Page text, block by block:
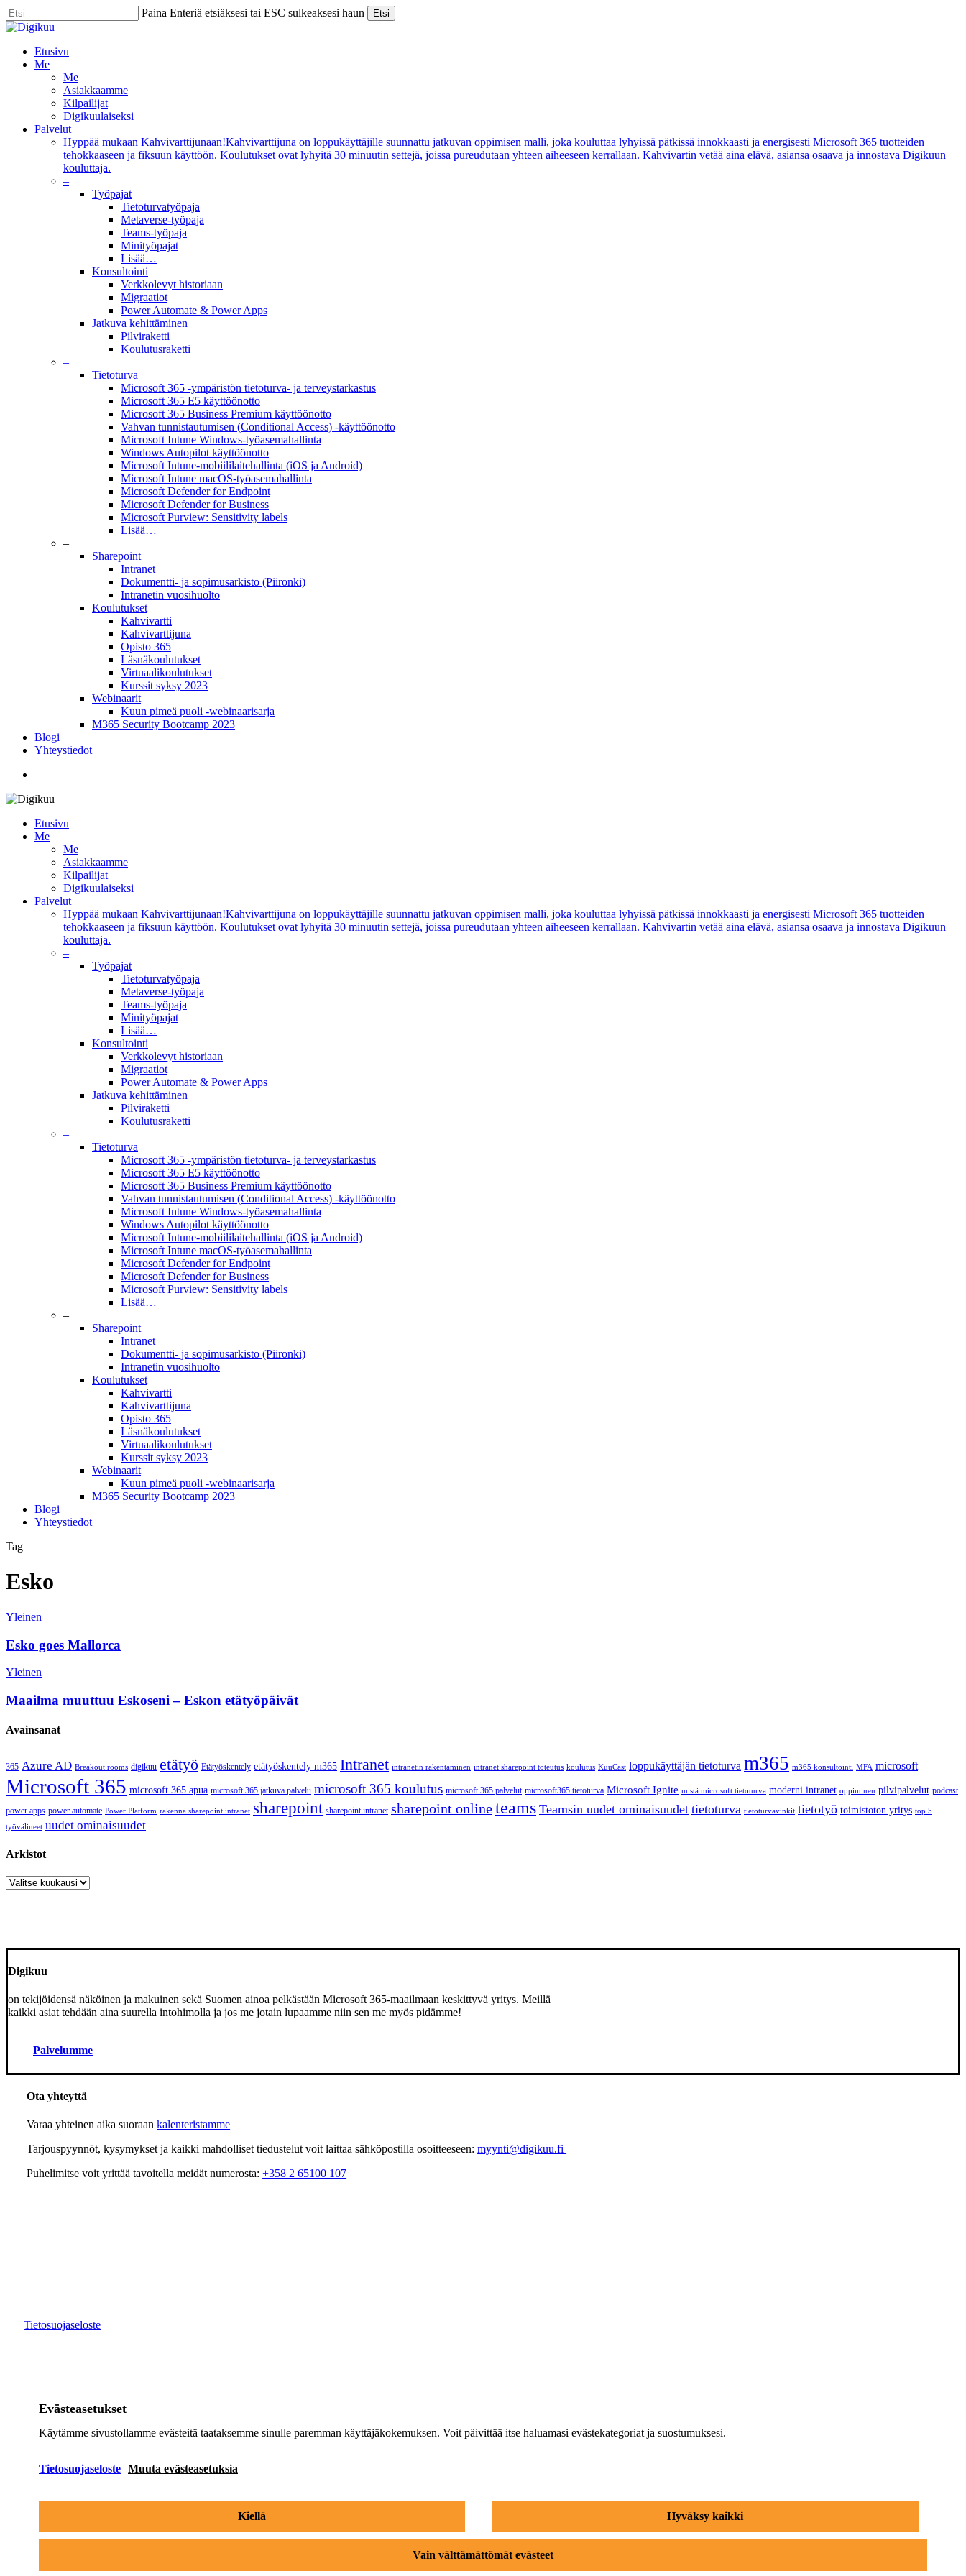
Skip
to
content
Paina Enteriä etsiäksesi tai ESC sulkeaksesi haun Etsi
Close
Menu
Etusivu
Me
Me
Asiakkaamme
Kilpailijat
Digikuulaiseksi
Palvelut
Hyppää mukaan Kahvivarttijunaan!Kahvivarttijuna on loppukäyttäjille suunnattu jatkuvan oppimisen malli, joka kouluttaa lyhyissä pätkissä innokkaasti ja energisesti Microsoft 365 tuotteiden
tehokkaaseen ja fiksuun käyttöön. Koulutukset ovat lyhyitä 30 minuutin settejä, joissa pureudutaan yhteen aiheeseen kerrallaan. Kahvivartin vetää aina elävä, asiansa osaava ja innostava Digikuun
kouluttaja.
–
Työpajat
Tietoturvatyöpaja
Metaverse-työpaja
Teams-työpaja
Minityöpajat
Lisää…
Konsultointi
Verkkolevyt historiaan
Migraatiot
Power Automate & Power Apps
Jatkuva kehittäminen
Pilviraketti
Koulutusraketti
–
Tietoturva
Microsoft 365 -ympäristön tietoturva- ja terveystarkastus
Microsoft 365 E5 käyttöönotto
Microsoft 365 Business Premium käyttöönotto
Vahvan tunnistautumisen (Conditional Access) -käyttöönotto
Microsoft Intune Windows-työasemahallinta
Windows Autopilot käyttöönotto
Microsoft Intune-mobiililaitehallinta (iOS ja Android)
Microsoft Intune macOS-työasemahallinta
Microsoft Defender for Endpoint
Microsoft Defender for Business
Microsoft Purview: Sensitivity labels
Lisää…
–
Sharepoint
Intranet
Dokumentti- ja sopimusarkisto (Piironki)
Intranetin vuosihuolto
Koulutukset
Kahvivartti
Kahvivarttijuna
Opisto 365
Läsnäkoulutukset
Virtuaalikoulutukset
Kurssit syksy 2023
Webinaarit
Kuun pimeä puoli -webinaarisarja
M365 Security Bootcamp 2023
Blogi
Yhteystiedot
Etusivu
Me
Me
Asiakkaamme
Kilpailijat
Digikuulaiseksi
Palvelut
Hyppää mukaan Kahvivarttijunaan!Kahvivarttijuna on loppukäyttäjille suunnattu jatkuvan oppimisen malli, joka kouluttaa lyhyissä pätkissä innokkaasti ja energisesti Microsoft 365 tuotteiden
tehokkaaseen ja fiksuun käyttöön. Koulutukset ovat lyhyitä 30 minuutin settejä, joissa pureudutaan yhteen aiheeseen kerrallaan. Kahvivartin vetää aina elävä, asiansa osaava ja innostava Digikuun
kouluttaja.
–
Työpajat
Tietoturvatyöpaja
Metaverse-työpaja
Teams-työpaja
Minityöpajat
Lisää…
Konsultointi
Verkkolevyt historiaan
Migraatiot
Power Automate & Power Apps
Jatkuva kehittäminen
Pilviraketti
Koulutusraketti
–
Tietoturva
Microsoft 365 -ympäristön tietoturva- ja terveystarkastus
Microsoft 365 E5 käyttöönotto
Microsoft 365 Business Premium käyttöönotto
Vahvan tunnistautumisen (Conditional Access) -käyttöönotto
Microsoft Intune Windows-työasemahallinta
Windows Autopilot käyttöönotto
Microsoft Intune-mobiililaitehallinta (iOS ja Android)
Microsoft Intune macOS-työasemahallinta
Microsoft Defender for Endpoint
Microsoft Defender for Business
Microsoft Purview: Sensitivity labels
Lisää…
–
Sharepoint
Intranet
Dokumentti- ja sopimusarkisto (Piironki)
Intranetin vuosihuolto
Koulutukset
Kahvivartti
Kahvivarttijuna
Opisto 365
Läsnäkoulutukset
Virtuaalikoulutukset
Kurssit syksy 2023
Webinaarit
Kuun pimeä puoli -webinaarisarja
M365 Security Bootcamp 2023
Blogi
Yhteystiedot
Tag
Esko
Esko
Mallorca
Yleinen
Esko goes Mallorca
Maailma
Eskoseni
–
Eskon
etätyöpäivät
Yleinen
Maailma muuttuu Eskoseni – Eskon etätyöpäivät
Avainsanat
365 Azure AD Breakout rooms digikuu etätyö Etätyöskentely etätyöskentely m365 Intranet intranetin rakentaminen intranet sharepoint toteutus koulutus KuuCast loppukäyttäjän tietoturva m365 m365 konsultointi MFA microsoft
Microsoft 365 microsoft 365 apua microsoft 365 jatkuva palvelu microsoft 365 koulutus microsoft 365 palvelut microsoft365 tietoturva Microsoft Ignite mistä microsoft tietoturva moderni intranet oppiminen pilvipalvelut podcast
power apps power automate Power Platform rakenna sharepoint intranet sharepoint sharepoint intranet sharepoint onlineteams Teamsin uudet ominaisuudet tietoturva tietoturvavinkit tietotyö toimistoton yritys top 5
työvälineet uudet ominaisuudet
Arkistot
Arkistot
Digikuu
on tekijöidensä näköinen ja makuinen sekä Suomen ainoa pelkästään Microsoft 365-maailmaan keskittyvä yritys. Meillä
kaikki asiat tehdään aina suurella intohimolla ja jos me jotain lupaamme niin sen me myös pidämme!
Palvelumme
Ota yhteyttä
Varaa yhteinen aika suoraankalenteristamme
Tarjouspyynnöt, kysymykset ja kaikki mahdolliset tiedustelut voit laittaa sähköpostilla osoitteeseen:myynti@digikuu.fi
Puhelimitse voit yrittää tavoitella meidät numerosta:+358 2 65100 107
Tietosuojaseloste
Evästeasetukset
Käytämme sivustollamme evästeitä taataksemme sinulle paremman käyttäjäkokemuksen. Voit päivittää itse haluamasi evästekategoriat ja suostumuksesi.
Tietosuojaseloste Muuta evästeasetuksia
Kiellä Hyväksy kaikki
Vain välttämättömät evästeet